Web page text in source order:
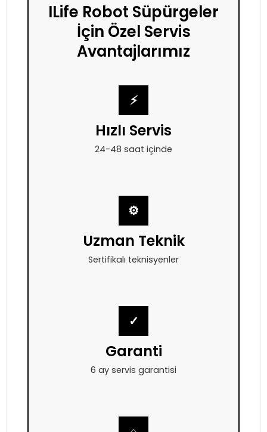
ILife Robot Süpürgeler
İçin Özel Servis
Avantajlarımız
⚡
Hızlı Servis
24-48 saat içinde
⚙
Uzman Teknik
Sertifikalı teknisyenler
✓
Garanti
6 ay servis garantisi